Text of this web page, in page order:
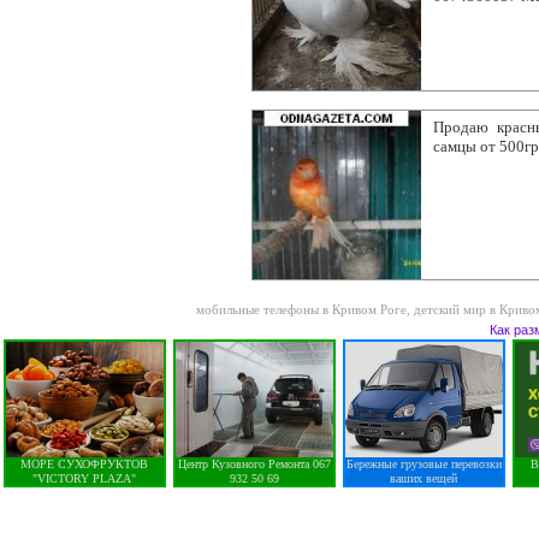
Продаю
самцы от
мобильные телефоны в Кривом Роге детский мир в
Как
МОРЕ СУХОФРУКТОВ
"VICTORY PLAZA"
Центр Кузовного Ремонта 067
932 50 69
Бережные грузовые перевозки
ваших вещей